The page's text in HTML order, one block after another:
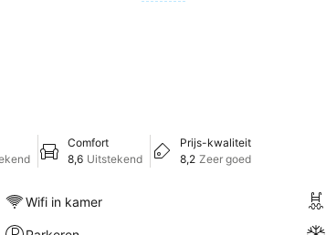
Comfort
8,6 Uitstekend
Prijs-kwaliteit
8,2 Zeer goed
Wifi in kamer